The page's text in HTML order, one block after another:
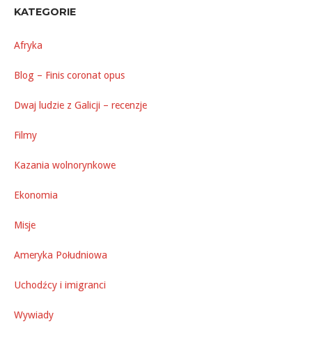
KATEGORIE
Afryka
Blog – Finis coronat opus
Dwaj ludzie z Galicji – recenzje
Filmy
Kazania wolnorynkowe
Ekonomia
Misje
Ameryka Południowa
Uchodźcy i imigranci
Wywiady